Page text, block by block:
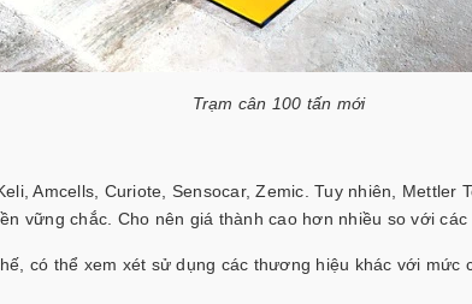
Trạm cân 100 tấn mới
Amcells, Curiote, Sensocar, Zemic. Tuy nhiên, Mettler
vững chắc. Cho nên giá thành cao hơn nhiều so với các
có thể xem xét sử dụng các thương hiệu khác với